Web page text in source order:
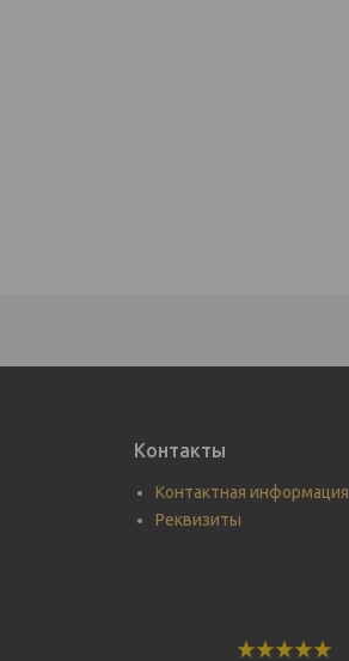
Контакты
Контактная информация
Реквизиты